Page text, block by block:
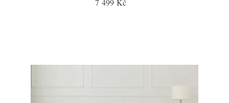
7 499 Kč